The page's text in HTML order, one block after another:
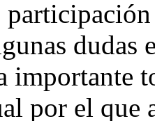
dudas
importante
por el